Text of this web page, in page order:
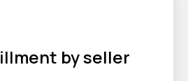
by seller